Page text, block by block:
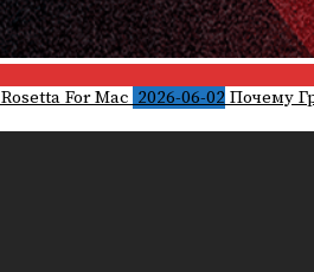
Rosetta For Mac 2026-06-02 Почему